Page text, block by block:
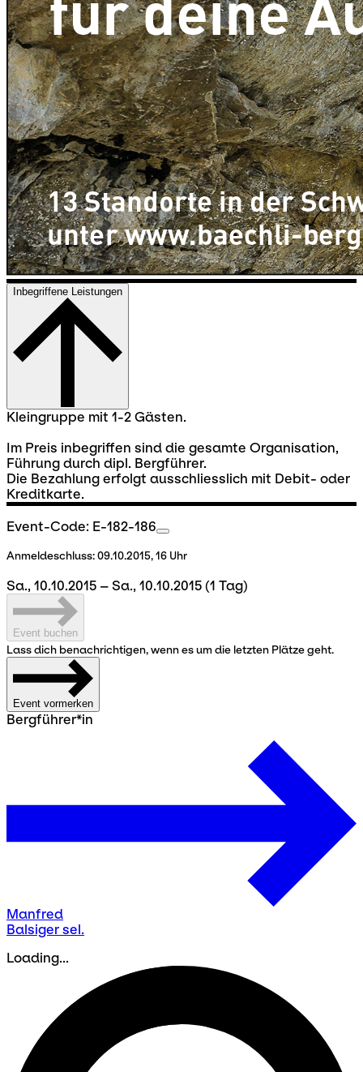
Inbegriffene Leistungen
Kleingruppe mit 1-2 Gästen.
Im Preis inbegriffen sind die gesamte Organisation,
Führung durch dipl. Bergführer.
Die Bezahlung erfolgt ausschliesslich mit Debit- oder
Kreditkarte.
Event-Code: E-182-186
Anmeldeschluss:09.10.2015, 16 Uhr
Sa., 10.10.2015 – Sa., 10.10.2015 (1 Tag)
Event buchen
Lass dich benachrichtigen, wenn es um die letzten Plätze geht.
Event vormerken
Bergführer*in
Manfred
Balsiger sel.
Loading...